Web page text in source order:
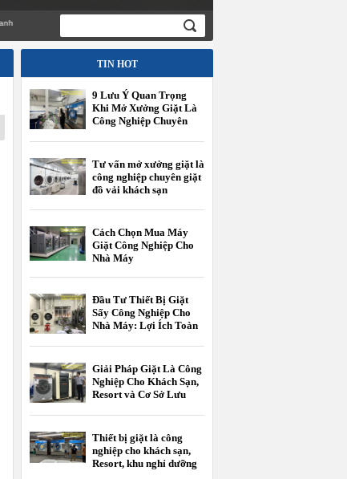
TIN HOT
9 Lưu Ý Quan Trọng
Khi Mở Xưởng Giặt Là
Công Nghiệp Chuyên
Tư vấn mở xưởng giặt là
công nghiệp chuyên giặt
đồ vải khách sạn
Cách Chọn Mua Máy
Giặt Công Nghiệp Cho
Nhà Máy
Đầu Tư Thiết Bị Giặt
Sấy Công Nghiệp Cho
Nhà Máy: Lợi Ích Toàn
Giải Pháp Giặt Là Công
Nghiệp Cho Khách Sạn,
Resort và Cơ Sở Lưu
Thiết bị giặt là công
nghiệp cho khách sạn,
Resort, khu nghỉ dưỡng